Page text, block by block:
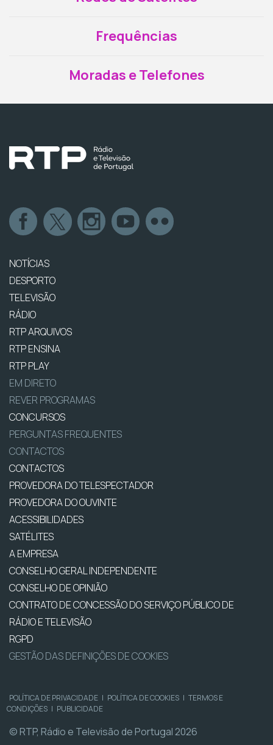
Frequências
Moradas e Telefones
NOTÍCIAS
DESPORTO
TELEVISÃO
RÁDIO
RTP ARQUIVOS
RTP ENSINA
RTP PLAY
EM DIRETO
REVER PROGRAMAS
CONCURSOS
PERGUNTAS FREQUENTES
CONTACTOS
CONTACTOS
PROVEDORA DO TELESPECTADOR
PROVEDORA DO OUVINTE
ACESSIBILIDADES
SATÉLITES
A EMPRESA
CONSELHO GERAL INDEPENDENTE
CONSELHO DE OPINIÃO
CONTRATO DE CONCESSÃO DO SERVIÇO PÚBLICO DE
RÁDIO E TELEVISÃO
RGPD
GESTÃO DAS DEFINIÇÕES DE COOKIES
POLÍTICA DE PRIVACIDADE | POLÍTICA DE COOKIES | TERMOS E
CONDIÇÕES | PUBLICIDADE
© RTP, Rádio e Televisão de Portugal 2026